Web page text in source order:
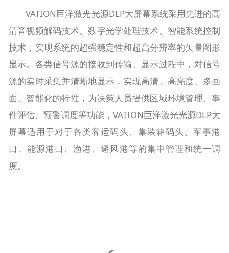
VATION巨洋激光光源DLP大屏幕系统采用先进的高
清音视频解码技术、数字光学处理技术、智能系统控制
技术，实现系统的超强稳定性和超高分辨率的矢量图形
显示。各类信号源的接收到传输、显示过程中，对信号
源的实时采集并清晰地显示，实现高清、高亮度、多画
面、智能化的特性，为决策人员提供区域环境管理、事
件评估、预警调度等功能，VATION巨洋激光光源DLP大
屏幕适用于对于各类客运码头、集装箱码头、军事港
口、能源港口、渔港、避风港等的集中管理和统一调
度。